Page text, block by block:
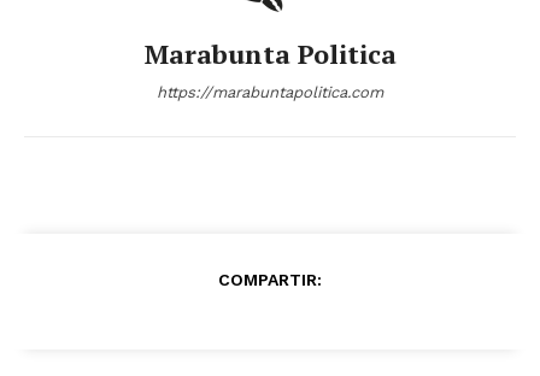
Magazine PRO
Marabunta Politica
https://marabuntapolitica.com
COMPARTIR: